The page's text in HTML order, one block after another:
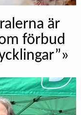
är
förbud